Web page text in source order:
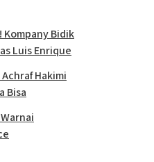
Kompany Bidik
Luis Enrique
Hakimi
Bisa